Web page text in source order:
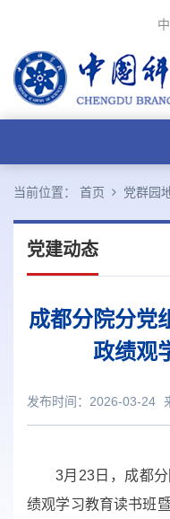
当前位置： 首页 党群园
党建动态
成都分院分党
政绩观
发布时间：2026-03-24
3月23日，成都
绩观学习教育读书班